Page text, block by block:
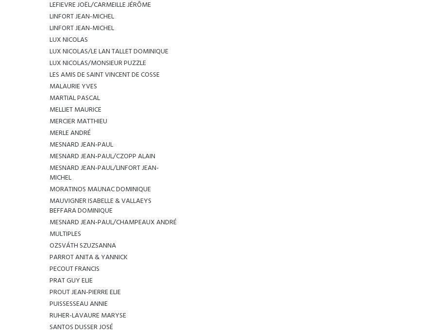
LEFIEVRE JOËL/CARMEILLE JÉRÔME
LINFORT JEAN-MICHEL
LINFORT JEAN-MICHEL
LUX NICOLAS
LUX NICOLAS/LE LAN TALLET DOMINIQUE
LUX NICOLAS/MONSIEUR PUZZLE
LES AMIS DE SAINT VINCENT DE COSSE
MALAURIE YVES
MARTIAL PASCAL
MELLIET MAURICE
MERCIER MATTHIEU
MERLE ANDRÉ
MESNARD JEAN-PAUL
MESNARD JEAN-PAUL/CZOPP ALAIN
MESNARD JEAN-PAUL/LINFORT JEAN-
MICHEL
MORATINOS MAUNAC DOMINIQUE
MAUVIGNER ISABELLE & VALLAEYS
BEFFARA DOMINIQUE
MESNARD JEAN-PAUL/CHAMPEAUX ANDRÉ
MULTIPLES
OZSVÁTH SZUZSANNA
PARROT ANITA & YANNICK
PECOUT FRANCIS
PRAT GUY ELIE
PROUT JEAN-PIERRE ELIE
PUISSESSEAU ANNIE
RUHER-LAVAURE MARYSE
SANTOS DUSSER JOSÉ